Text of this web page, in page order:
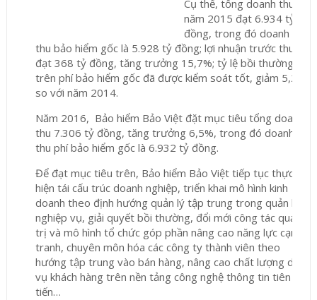
Cụ thể, tổng doanh thu
năm 2015 đạt 6.934 tỷ
đồng, trong đó doanh
thu bảo hiểm gốc là 5.928 tỷ đồng; lợi nhuận trước thuế
đạt 368 tỷ đồng, tăng trưởng 15,7%; tỷ lệ bồi thường
trên phí bảo hiểm gốc đã được kiểm soát tốt, giảm 5,2%
so với năm 2014.
Năm 2016, Bảo hiểm Bảo Việt đặt mục tiêu tổng doanh
thu 7.306 tỷ đồng, tăng trưởng 6,5%, trong đó doanh
thu phí bảo hiểm gốc là 6.932 tỷ đồng.
Để đạt mục tiêu trên, Bảo hiểm Bảo Việt tiếp tục thực
hiện tái cấu trúc doanh nghiệp, triển khai mô hình kinh
doanh theo định hướng quản lý tập trung trong quản lý
nghiệp vụ, giải quyết bồi thường, đổi mới công tác quản
trị và mô hình tổ chức góp phần nâng cao năng lực cạnh
tranh, chuyên môn hóa các công ty thành viên theo
hướng tập trung vào bán hàng, nâng cao chất lượng dịch
vụ khách hàng trên nền tảng công nghệ thông tin tiên
tiến…